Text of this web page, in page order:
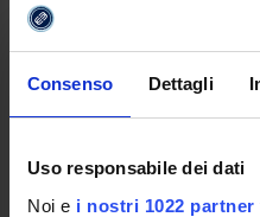
Consenso Dettagli
Uso responsabile dei dati
Noi e i nostri 1022 partner
finanza aziendale
Economia e
gestione delle